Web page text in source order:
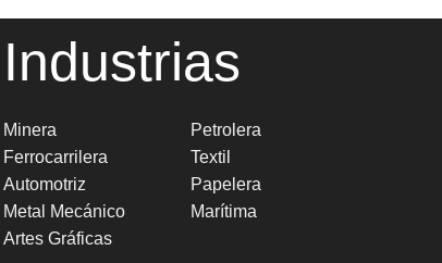
Industrias
Minera
Ferrocarrilera
Automotriz
Metal Mecánico
Artes Gráficas
Petrolera
Textil
Papelera
Marítima